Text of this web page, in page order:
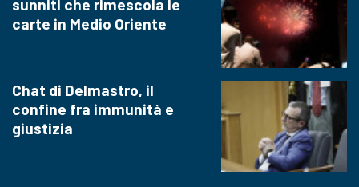
sunniti che rimescola le
carte in Medio Oriente
Chat di Delmastro, il
confine fra immunità e
giustizia